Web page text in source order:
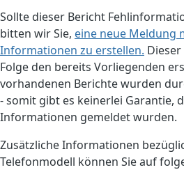
Sollte dieser Bericht
bitten wir Sie, eine neue Meldung
Informationen zu erstellen.
Folge den bereits Vorliegenden
vorhandenen Berichte wurden
- somit gibt es keinerlei Garantie,
Informationen gemeldet wurden.
Zusätzliche Informationen
Telefonmodell können Sie auf